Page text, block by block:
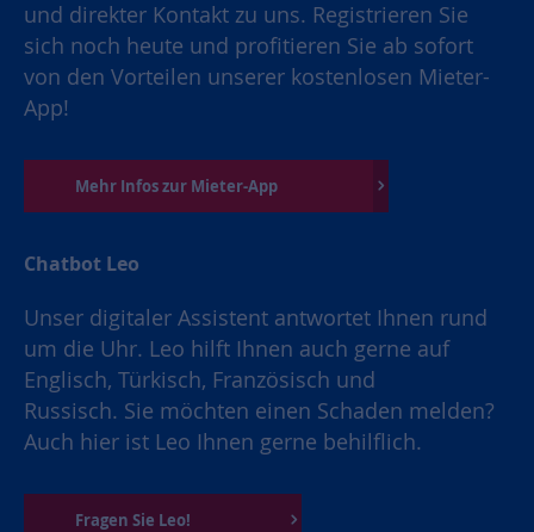
und direkter Kontakt zu uns. Registrieren Sie
sich noch heute und profitieren Sie ab sofort
von den Vorteilen unserer kostenlosen Mieter-
App!
Mehr Infos zur Mieter-App
Chatbot Leo
Unser digitaler Assistent antwortet Ihnen rund
um die Uhr. Leo hilft Ihnen auch gerne auf
Englisch, Türkisch, Französisch und
Russisch. Sie möchten einen Schaden melden?
Auch hier ist Leo Ihnen gerne behilflich.
Fragen Sie Leo!